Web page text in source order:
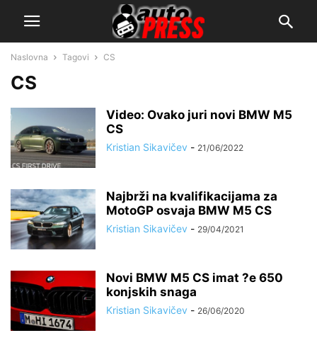
Naslovna Tagovi CS
CS
Video: Ovako juri novi BMW M5
CS
Kristian Sikavičev - 21/06/2022
Najbrži na kvalifikacijama za
MotoGP osvaja BMW M5 CS
Kristian Sikavičev - 29/04/2021
Novi BMW M5 CS imat ?e 650
konjskih snaga
Kristian Sikavičev - 26/06/2020